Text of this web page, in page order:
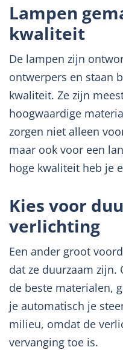
Lampen
kwaliteit
De lampen zijn
ontwerpers en staan
kwaliteit. Ze zijn
hoogwaardige
zorgen niet alleen
maar ook voor een
hoge kwaliteit heb je
Kies voor
verlichting
Een ander groot
dat ze duurzaam zijn.
de beste materialen,
je automatisch je
milieu, omdat de
vervanging toe is.